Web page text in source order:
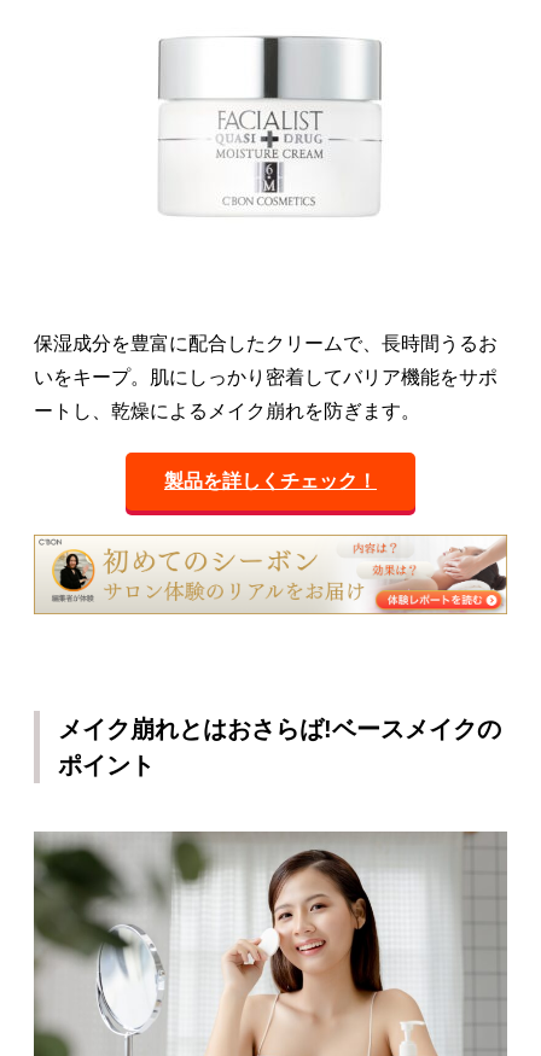
保湿成分を豊富に配合したクリームで、長時間うるお
いをキープ。肌にしっかり密着してバリア機能をサポ
ートし、乾燥によるメイク崩れを防ぎます。
製品を詳しくチェック！
メイク崩れとはおさらば!ベースメイクの
ポイント